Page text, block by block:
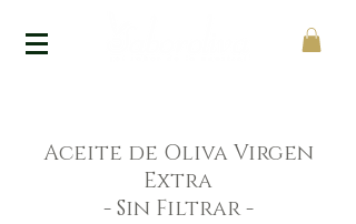
Aceite de Oliva Virgen
Extra
- Sin Filtrar -